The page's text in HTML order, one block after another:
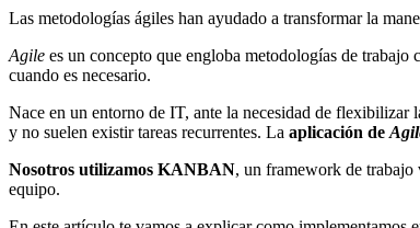
Las metodologías ágiles han ayudado a transformar la
Agile es un concepto que engloba metodologías de trabajo
cuando es necesario.
Nace en un entorno de IT, ante la necesidad de
y no suelen existir tareas recurrentes. La aplicación de
Nosotros utilizamos KANBAN, un framework de trabajo
equipo.